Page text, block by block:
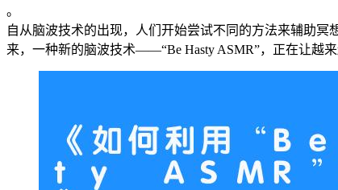
。
自从脑波技术的出现，人们开始尝试不同的方法来辅助
来，一种新的脑波技术——“Be Hasty ASMR”，正在让越